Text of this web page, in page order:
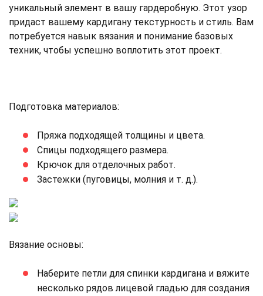
уникальный элемент в вашу гардеробную. Этот узор
придаст вашему кардигану текстурность и стиль. Вам
потребуется навык вязания и понимание базовых
техник, чтобы успешно воплотить этот проект.
Подготовка материалов:
Пряжа подходящей толщины и цвета.
Спицы подходящего размера.
Крючок для отделочных работ.
Застежки (пуговицы, молния и т. д.).
Вязание основы:
Наберите петли для спинки кардигана и вяжите
несколько рядов лицевой гладью для создания